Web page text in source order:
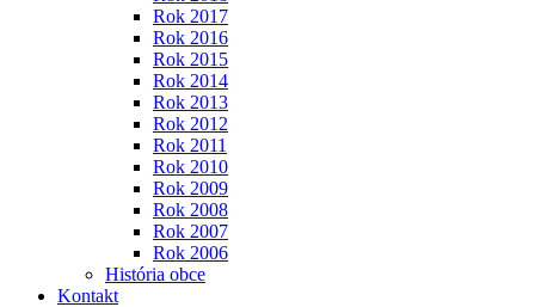
Rok 2017
Rok 2016
Rok 2015
Rok 2014
Rok 2013
Rok 2012
Rok 2011
Rok 2010
Rok 2009
Rok 2008
Rok 2007
Rok 2006
História obce
Kontakt